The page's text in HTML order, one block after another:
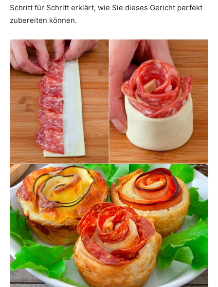
Schritt für Schritt erklärt, wie Sie dieses Gericht perfekt
zubereiten können.